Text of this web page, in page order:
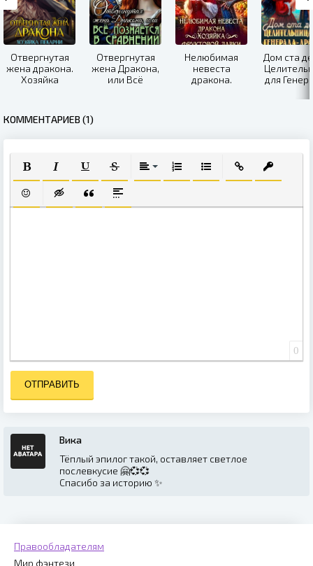
Отвергнутая
жена дракона.
Хозяйка
Отвергнутая
жена Дракона,
или Всё
Нелюбимая
невеста
дракона.
Дом ста
для
Елена
КОММЕНТАРИЕВ (1)
ПОЛУЖИРНЫЙ
КУРСИВПОДЧЕРКНУТЫЙ
ЗАЧЕРКНУТЫЙВЫРАВНИВАНИЕ
НУМЕРОВАННЫЙ СПИСОК
МАРКИРОВАННЫЙ
ВСТАВИТЬ
ВСТАВИТЬ СМАЙЛИК
ВСТАВКА СКРЫТОГО ТЕКСТА
ВСТАВКА ЦИТАТЫ
ВСТАВКА СПОЙЛЕРА
0
ОТПРАВИТЬ
Вика
Тёплый эпилог такой, оставляет светлое
послевкусие 🤗💞💞
Спасибо за историю ✨
Правообладателям
Мир фэнтези